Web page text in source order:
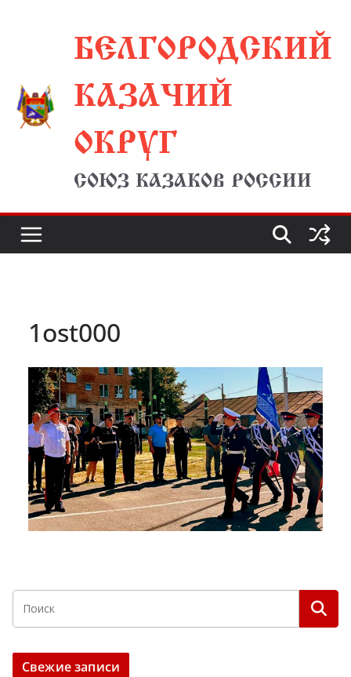
содержимомуБЕЛГОРОДСКИЙ
КАЗАЧИЙ
ОКРУГ
СОЮЗ КАЗАКОВ РОССИИ
1ost000
Свежие записи